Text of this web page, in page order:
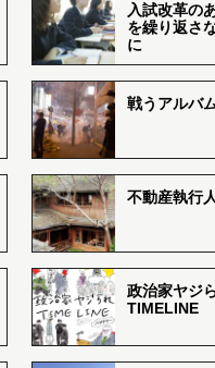
入試改革の
を繰り返さ
に
戦うアルバ
不動産執行
政治家ヤジ
TIMELINE